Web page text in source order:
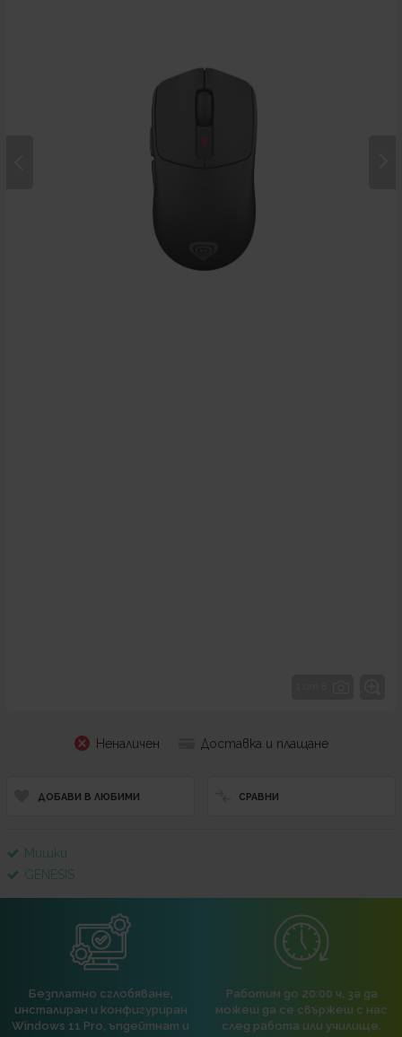
Неналичен Доставка и плащане
ДОБАВИ В ЛЮБИМИ СРАВНИ
Мишки
GENESIS
Безплатно сглобяване,
инсталиран и конфигуриран
Windows 11 Pro, ъпдейтнат и
Работим до 20:00 ч, за да
можеш да се свържеш с нас
след работа или училище.